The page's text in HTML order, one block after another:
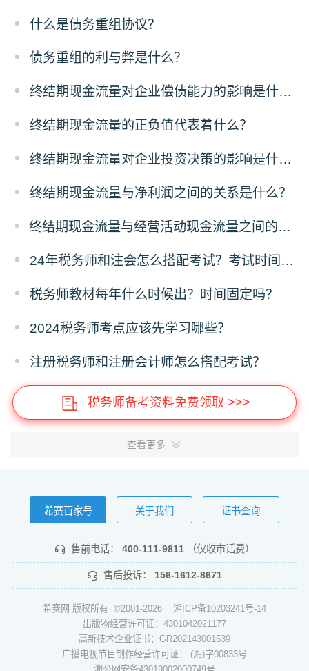
什么是债务重组协议？
债务重组的利与弊是什么？
终结期现金流量对企业偿债能力的影响是什么？
终结期现金流量的正负值代表着什么？
终结期现金流量对企业投资决策的影响是什么？
终结期现金流量与净利润之间的关系是什么？
终结期现金流量与经营活动现金流量之间的差异是什么？
24年税务师和注会怎么搭配考试？考试时间冲突吗？
税务师教材每年什么时候出？时间固定吗？
2024税务师考点应该先学习哪些？
注册税务师和注册会计师怎么搭配考试？
税务师备考资料免费领取 >>>
查看更多
希赛百家号 关于我们 证书查询
售前电话： 400-111-9811 （仅收市话费）
售后投诉： 156-1612-8671
希赛网 版权所有 ©2001-2026 湘ICP备10203241号-14
出版物经营许可证：4301042021177
高新技术企业证书：GR202143001539
广播电视节目制作经营许可证： (湘)字00833号